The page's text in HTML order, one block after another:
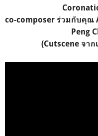
co-composer ร่วมกับคุณ
Peng
(Cutscene จา